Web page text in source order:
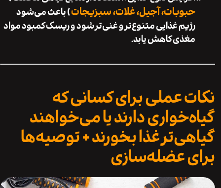
حبوبات، آجیل، غلات، سبزیجات) باعث می‌شود
رژیم غذایی متنوع‌تر و غنی‌تر شود و ریسک کمبود مواد
مغذی کاهش یابد.
عملی برای کسانی که
دارند یا می‌خواهند
غذا بخورند + توصیه‌ها
عضله‌سازی